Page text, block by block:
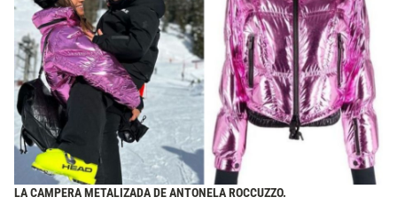
LA CAMPERA METALIZADA DE ANTONELA ROCCUZZO.